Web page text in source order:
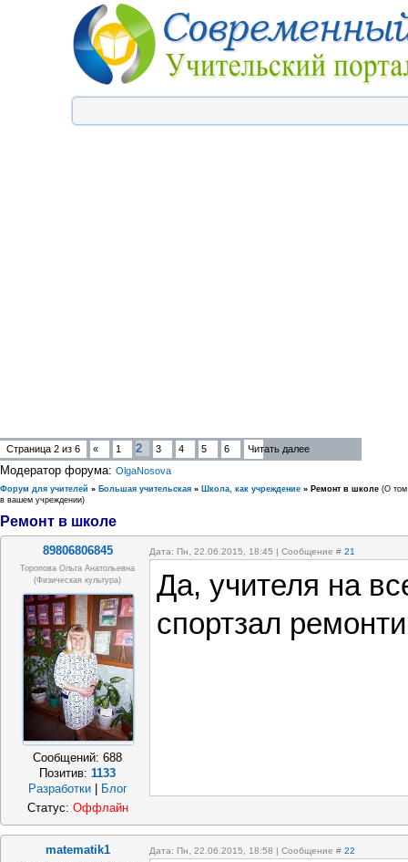
Страница 2 из 6 « 1 2 3 4 5 6 Читать далее
Модератор форума: OlgaNosova
Форум для учителей » Большая учительская » Школа, как учреждение » Ремонт в школе (О том
в вашем учреждении)
Ремонт в школе
89806806845 Дата: Пн, 22.06.2015, 18:45 | Сообщение # 21
Торопова Ольга Анатольевна
(физическая культура)
Сообщений:688
Позитив:1133
Разработки | Блог
Да, учителя на
спортзал
Статус: Оффлайн
matematik1 Дата: Пн, 22.06.2015, 18:58 | Сообщение # 22